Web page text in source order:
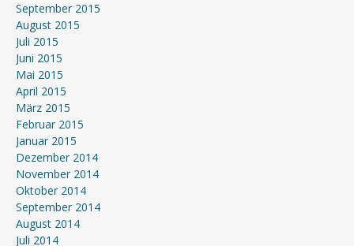
September 2015
August 2015
Juli 2015
Juni 2015
Mai 2015
April 2015
März 2015
Februar 2015
Januar 2015
Dezember 2014
November 2014
Oktober 2014
September 2014
August 2014
Juli 2014